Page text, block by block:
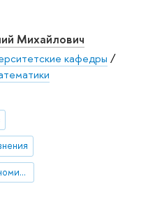
Михайлович
кафедры /
теоретическая экономика